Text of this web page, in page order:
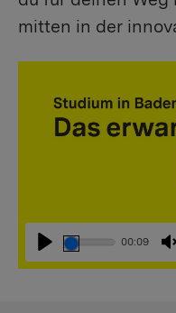
mitten in der
Abspielen
00:09